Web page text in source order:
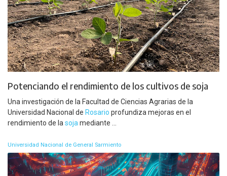
Potenciando el rendimiento de los cultivos de soja
Una investigación de la Facultad de Ciencias Agrarias de la
Universidad Nacional de Rosario profundiza mejoras en el
rendimiento de lasojamediante ...
Universidad Nacional de General Sarmiento